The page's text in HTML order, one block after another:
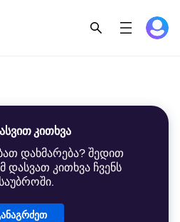
კითხვა
დახმარება? შედით
დასვათ კითხვა ჩვენს